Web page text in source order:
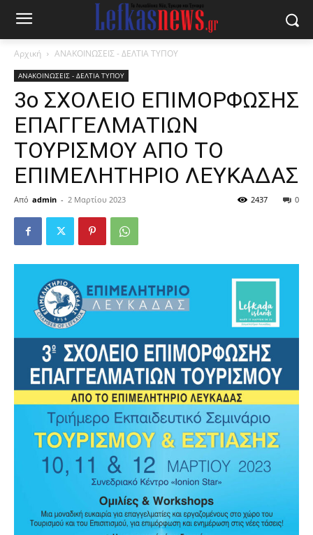
Αρχική ΑΝΑΚΟΙΝΩΣΕΙΣ - ΔΕΛΤΙΑ ΤΥΠΟΥ
ΑΝΑΚΟΙΝΩΣΕΙΣ - ΔΕΛΤΙΑ ΤΥΠΟΥ
3ο ΣΧΟΛΕΙΟ ΕΠΙΜΟΡΦΩΣΗΣ
ΕΠΑΓΓΕΛΜΑΤΙΩΝ
ΤΟΥΡΙΣΜΟΥ ΑΠΟ ΤΟ
ΕΠΙΜΕΛΗΤΗΡΙΟ ΛΕΥΚΑΔΑΣ
Από admin - 2 Μαρτίου 2023 0
2437